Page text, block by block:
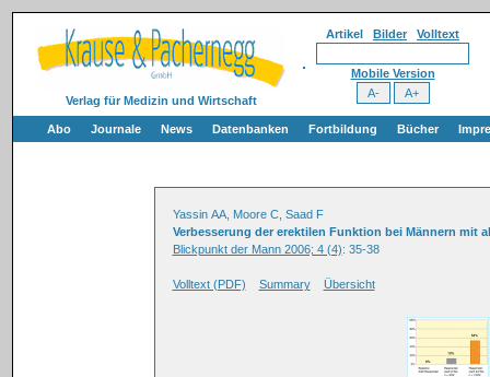
Verlag für Medizin und Wirtschaft
Artikel Bilder Volltext
Mobile Version
Abo Journale News Datenbanken Fortbildung Bücher
Yassin AA, Moore C, Saad F
Verbesserung der erektilen Funktion bei Männern mit
Blickpunkt der Mann 2006; 4 (4): 35-38
Volltext (PDF) Summary Übersicht